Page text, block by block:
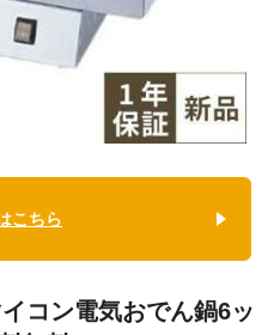
こちら
コン電気おでん鍋6ッ